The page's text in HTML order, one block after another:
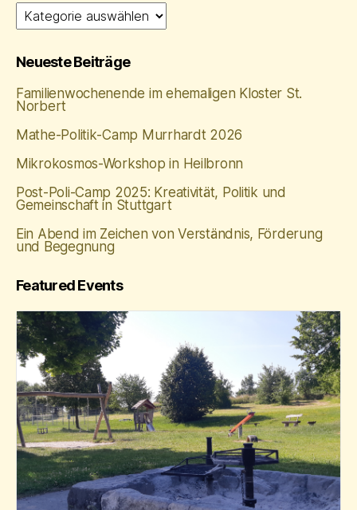
Themenkategorien
Neueste Beiträge
Familienwochenende im ehemaligen Kloster St.
Norbert
Mathe‑Politik‑Camp Murrhardt 2026
Mikrokosmos-Workshop in Heilbronn
Post-Poli-Camp 2025: Kreativität, Politik und
Gemeinschaft in Stuttgart
Ein Abend im Zeichen von Verständnis, Förderung
und Begegnung
Featured Events